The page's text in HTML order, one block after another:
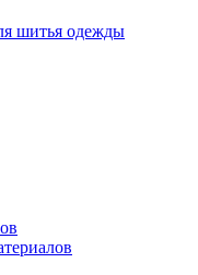
шитья одежды